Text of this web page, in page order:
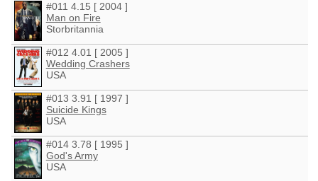
#011 4.15 [ 2004 ]
Man on Fire
Storbritannia
#012 4.01 [ 2005 ]
Wedding Crashers
USA
#013 3.91 [ 1997 ]
Suicide Kings
USA
#014 3.78 [ 1995 ]
God's Army
USA